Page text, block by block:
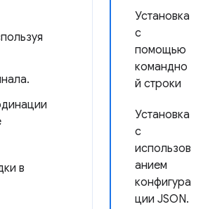
Установка
с
помощью
командно
й строки
Установка
с
использов
анием
конфигура
ции JSON.
в